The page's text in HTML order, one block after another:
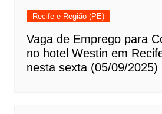
Recife e Região (PE)
Vaga de Emprego para
no hotel Westin em
nesta sexta (05/09/2025)